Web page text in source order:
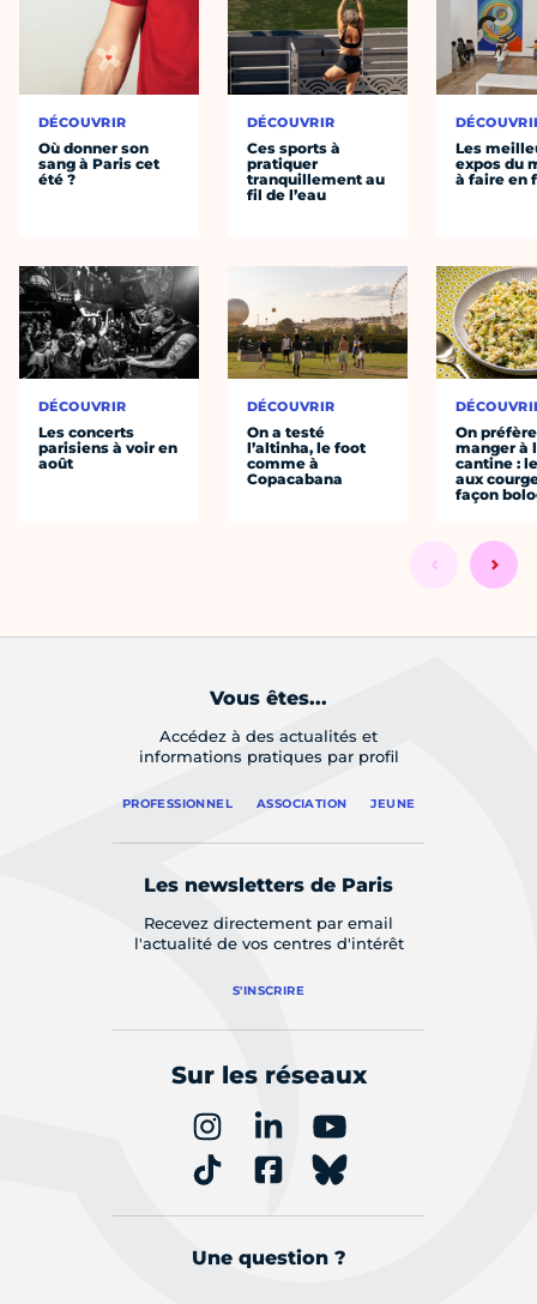
DÉCOUVRIR
Où donner son
sang à Paris cet
été ?
DÉCOUVRIR
Les concerts
parisiens à voir en
août
DÉCOUVRIR
Ces sports à
pratiquer
tranquillement au
fil de l’eau
DÉCOUVRIR
On a testé
l’altinha, le foot
comme à
Copacabana
Les
expos du
à faire en
On préfère
manger à
cantine :
aux
façon
Vous êtes...
Accédez à des actualités et
informations pratiques par profil
PROFESSIONNEL ASSOCIATION JEUNE
Les newsletters de Paris
Recevez directement par email
l'actualité de vos centres d'intérêt
S'INSCRIRE
Sur les réseaux
Une question ?